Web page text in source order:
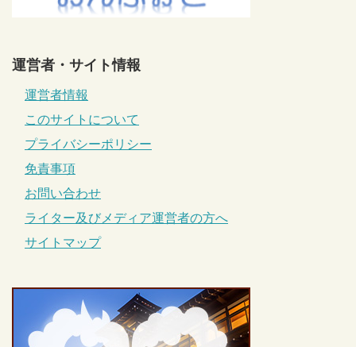
運営者・サイト情報
運営者情報
このサイトについて
プライバシーポリシー
免責事項
お問い合わせ
ライター及びメディア運営者の方へ
サイトマップ